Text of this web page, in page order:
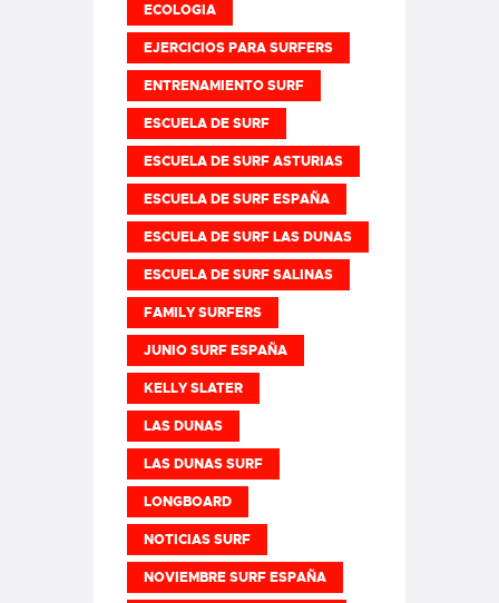
ECOLOGIA
EJERCICIOS PARA SURFERS
ENTRENAMIENTO SURF
ESCUELA DE SURF
ESCUELA DE SURF ASTURIAS
ESCUELA DE SURF ESPAÑA
ESCUELA DE SURF LAS DUNAS
ESCUELA DE SURF SALINAS
FAMILY SURFERS
JUNIO SURF ESPAÑA
KELLY SLATER
LAS DUNAS
LAS DUNAS SURF
LONGBOARD
NOTICIAS SURF
NOVIEMBRE SURF ESPAÑA